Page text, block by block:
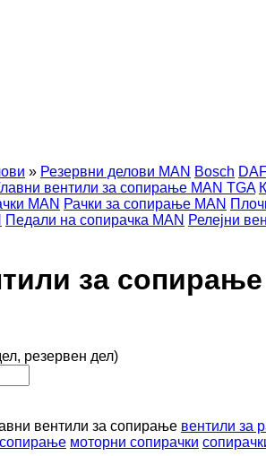
» Резервни делови MAN Bosch
вентили за сопирање MAN TGA
MAN Рачки за сопирање MAN
Педали на сопирачка MAN Релејни
за
резервен дел)
вентили за сопирање вентили за
моторни сопирачки